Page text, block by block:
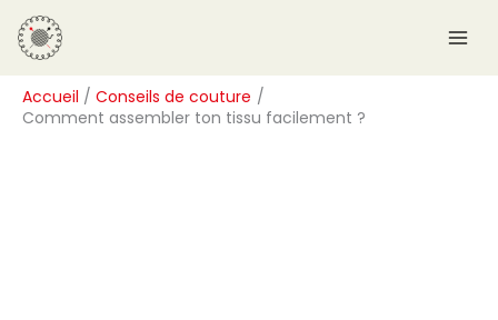
Aller
au
contenu
Accueil
Conseils de couture
Comment assembler ton tissu facilement ?
R
e
c
h